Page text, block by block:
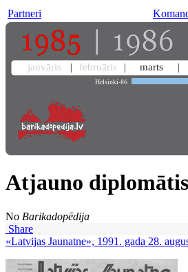
Partneri
janvāris februāris marts
Helsinki-86
Atjauno
No Barikadopēdija
Share
«Latvijas Jaunatne», 1991. gada 28.